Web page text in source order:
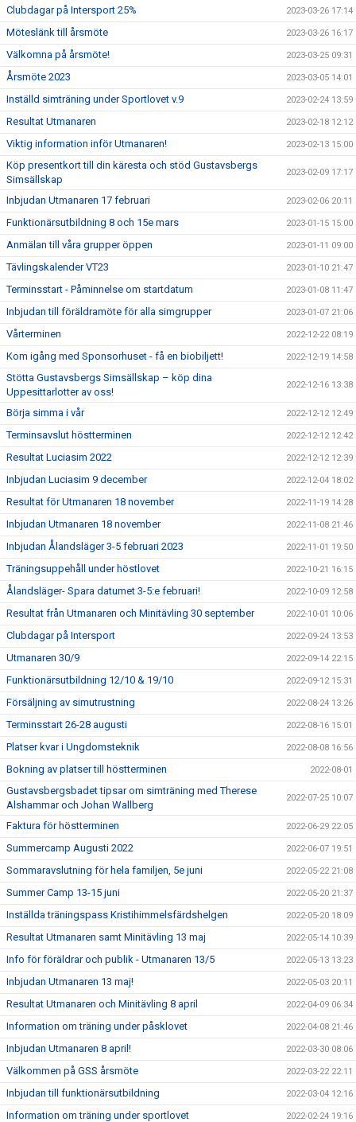
Clubdagar på Intersport 25% 2023-03-26 17:14
Möteslänk till årsmöte 2023-03-26 16:17
Välkomna på årsmöte! 2023-03-25 09:31
Årsmöte 2023 2023-03-05 14:01
Inställd simträning under Sportlovet v.9 2023-02-24 13:59
Resultat Utmanaren 2023-02-18 12:12
Viktig information inför Utmanaren! 2023-02-13 15:00
Köp presentkort till din käresta och stöd Gustavsbergs
Simsällskap
2023-02-09 17:17
Inbjudan Utmanaren 17 februari 2023-02-06 20:11
Funktionärsutbildning 8 och 15e mars 2023-01-15 15:00
Anmälan till våra grupper öppen 2023-01-11 09:00
Tävlingskalender VT23 2023-01-10 21:47
Terminsstart - Påminnelse om startdatum 2023-01-08 11:47
Inbjudan till föräldramöte för alla simgrupper 2023-01-07 21:06
Vårterminen 2022-12-22 08:19
Kom igång med Sponsorhuset - få en biobiljett! 2022-12-19 14:58
Stötta Gustavsbergs Simsällskap – köp dina
Uppesittarlotter av oss!
2022-12-16 13:38
Börja simma i vår 2022-12-12 12:49
Terminsavslut höstterminen 2022-12-12 12:42
Resultat Luciasim 2022 2022-12-12 12:39
Inbjudan Luciasim 9 december 2022-12-04 18:02
Resultat för Utmanaren 18 november 2022-11-19 14:28
Inbjudan Utmanaren 18 november 2022-11-08 21:46
Inbjudan Ålandsläger 3-5 februari 2023 2022-11-01 19:50
Träningsuppehåll under höstlovet 2022-10-21 16:15
Ålandsläger- Spara datumet 3-5:e februari! 2022-10-09 12:58
Resultat från Utmanaren och Minitävling 30 september 2022-10-01 10:06
Clubdagar på Intersport 2022-09-24 13:53
Utmanaren 30/9 2022-09-14 22:15
Funktionärsutbildning 12/10 & 19/10 2022-09-12 15:31
Försäljning av simutrustning 2022-08-24 13:26
Terminsstart 26-28 augusti 2022-08-16 15:01
Platser kvar i Ungdomsteknik 2022-08-08 16:56
Bokning av platser till höstterminen 2022-08-01
Gustavsbergsbadet tipsar om simträning med Therese
Alshammar och Johan Wallberg
2022-07-25 10:07
Faktura för höstterminen 2022-06-29 22:05
Summercamp Augusti 2022 2022-06-07 19:51
Sommaravslutning för hela familjen, 5e juni 2022-05-22 21:08
Summer Camp 13-15 juni 2022-05-20 21:37
Inställda träningspass Kristihimmelsfärdshelgen 2022-05-20 18:09
Resultat Utmanaren samt Minitävling 13 maj 2022-05-14 10:39
Info för föräldrar och publik - Utmanaren 13/5 2022-05-13 13:23
Inbjudan Utmanaren 13 maj! 2022-05-03 20:11
Resultat Utmanaren och Minitävling 8 april 2022-04-09 06:34
Information om träning under påsklovet 2022-04-08 21:46
Inbjudan Utmanaren 8 april! 2022-03-30 08:06
Välkommen på GSS årsmöte 2022-03-22 22:11
Inbjudan till funktionärsutbildning 2022-03-04 12:16
Information om träning under sportlovet 2022-02-24 19:16